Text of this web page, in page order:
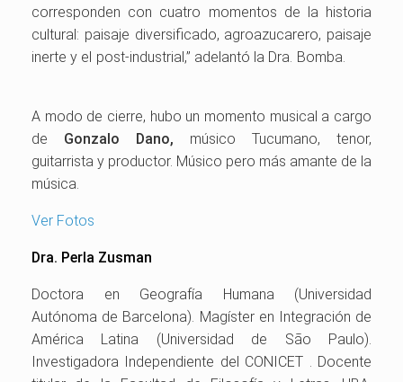
corresponden con cuatro momentos de la historia
cultural: paisaje diversificado, agroazucarero, paisaje
inerte y el post-industrial,” adelantó la Dra. Bomba.
A modo de cierre, hubo un momento musical a cargo
de Gonzalo Dano, músico Tucumano, tenor,
guitarrista y productor. Músico pero más amante de la
música.
Ver Fotos
Dra. Perla Zusman
Doctora en Geografía Humana (Universidad
Autónoma de Barcelona). Magíster en Integración de
América Latina (Universidad de São Paulo).
Investigadora Independiente del CONICET . Docente